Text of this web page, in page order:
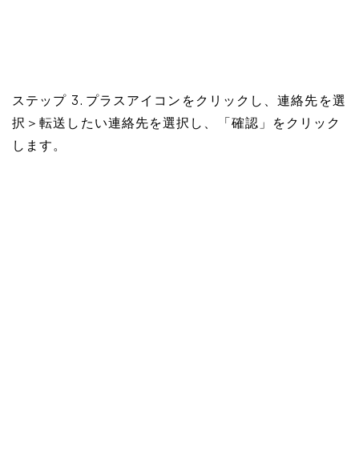
ステップ 3. プラスアイコンをクリックし、連絡先を選
択＞転送したい連絡先を選択し、「確認」をクリック
します。